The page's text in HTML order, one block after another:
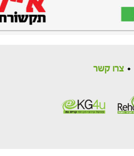
צרו קשר